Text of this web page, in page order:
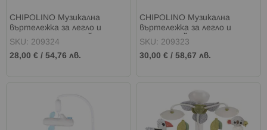
CHIPOLINO Музикална
въртележка за легло и
кошара СПЯЩО ЗАЙЧЕ
SKU: 209324
28,00 € / 54,76 лв.
CHIPOLINO Музикална
въртележка за легло и
кошара ЗАЙЧЕ И ПРИЯТЕЛИ
SKU: 209323
30,00 € / 58,67 лв.